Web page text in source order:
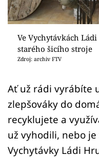
Přihlášení
Sledujte nás
Ve Vychytávkách
starého šicího stroje
Zdroj: archiv FTV
Ať už rádi vyrábíte
zlepšováky do
recyklujete a
už vyhodili, nebo
Vychytávky Ládi